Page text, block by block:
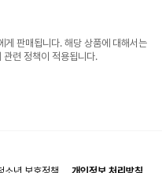
게 판매됩니다. 해당 상품에 대해서는
관련 정책이 적용됩니다.